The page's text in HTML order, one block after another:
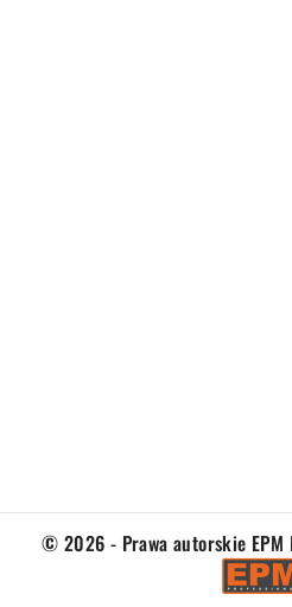
© 2026 - Prawa autorskie EPM